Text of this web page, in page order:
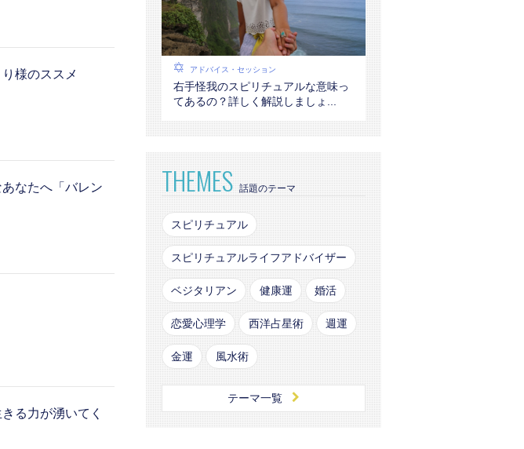
様のススメ
なたへ「バレン
る力が湧いてく
アドバイス・セッション
右手怪我のスピリチュアルな意味っ
てあるの？詳しく解説しましょ...
THEMES 話題のテーマ
スピリチュアル
スピリチュアルライフアドバイザー
ベジタリアン 健康運 婚活
恋愛心理学 西洋占星術 週運
金運 風水術
テーマ一覧